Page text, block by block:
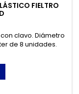
FIELTRO
clavo. Diámetro
de 8 unidades.